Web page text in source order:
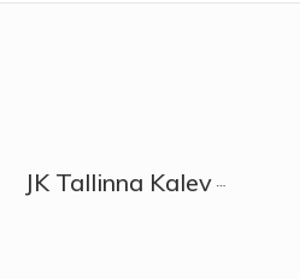
JK Tallinna Kalev